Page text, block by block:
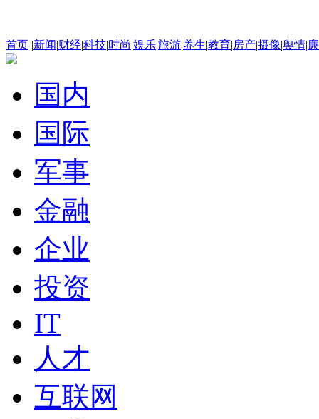
首页 |新闻|财经|科技|时尚|娱乐|旅游|养生|教育|房产|摄像|舆情|
国内
国际
军事
金融
企业
投资
IT
人才
互联网